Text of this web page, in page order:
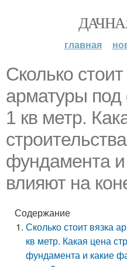
главная
Сколько стоит
арматуры
1 кв метр.
фундамента
влияют на
Содержание
Сколько стоит вязка
кв метр. Какая цена
фундамента и какие